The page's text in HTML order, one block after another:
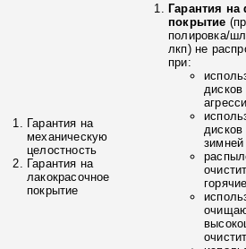
Гарантия на
механическую
целостность
Гарантия на
лакокрасочное
покрытие
Гарантия
покрытие
полировка/
лкп) не
при:
зимней